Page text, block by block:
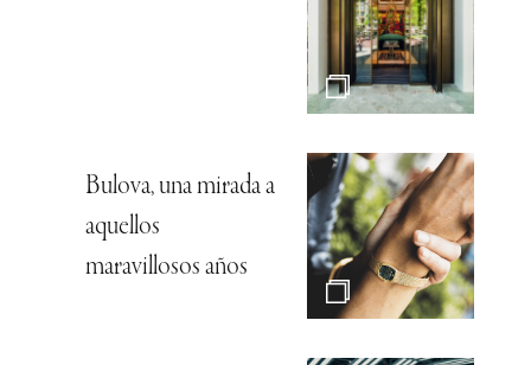
Bulova, una mirada a
aquellos
maravillosos años